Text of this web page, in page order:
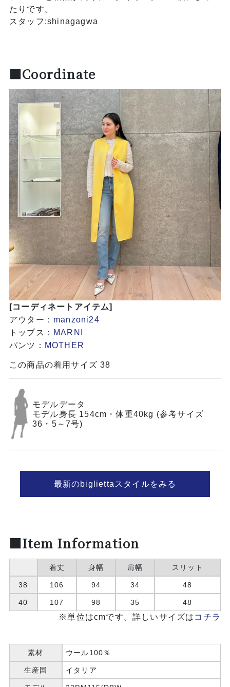
たりです。
スタッフ:shinagagwa
■Coordinate
[コーディネートアイテム]
アウター： manzoni24
トップス： MARNI
パンツ： MOTHER
この商品の着用サイズ 38
モデルデータ
モデル身長 154cm・体重40kg (参考サイズ
36・5～7号)
最新のbigliettaスタイルをみる
■Item Information
着丈 身幅 肩幅 スリット
38 106 94 34 48
40 107 98 35 48
※単位はcmです。詳しいサイズは コチラ
素材 ウール100％
生産国 イタリア